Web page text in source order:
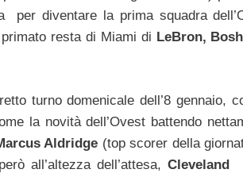
per diventare la prima squadra
resta di Miami di LeBron,
turno domenicale dell’8
la novità dell’Ovest battendo
Aldridge (top scorer della
all’altezza dell’attesa,Cleveland